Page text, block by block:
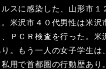
スに感染した、山形市１
米沢市４０代男性は米沢
ＰＣＲ検査を行った。米
。もう一人の女子学生は
用で首都圏の行動歴あり